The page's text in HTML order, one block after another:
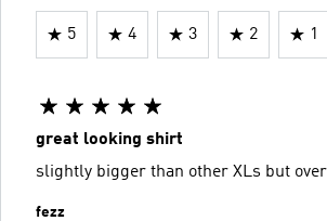
5 4 3 2 1
great looking shirt
slightly bigger than other XLs but
fezz